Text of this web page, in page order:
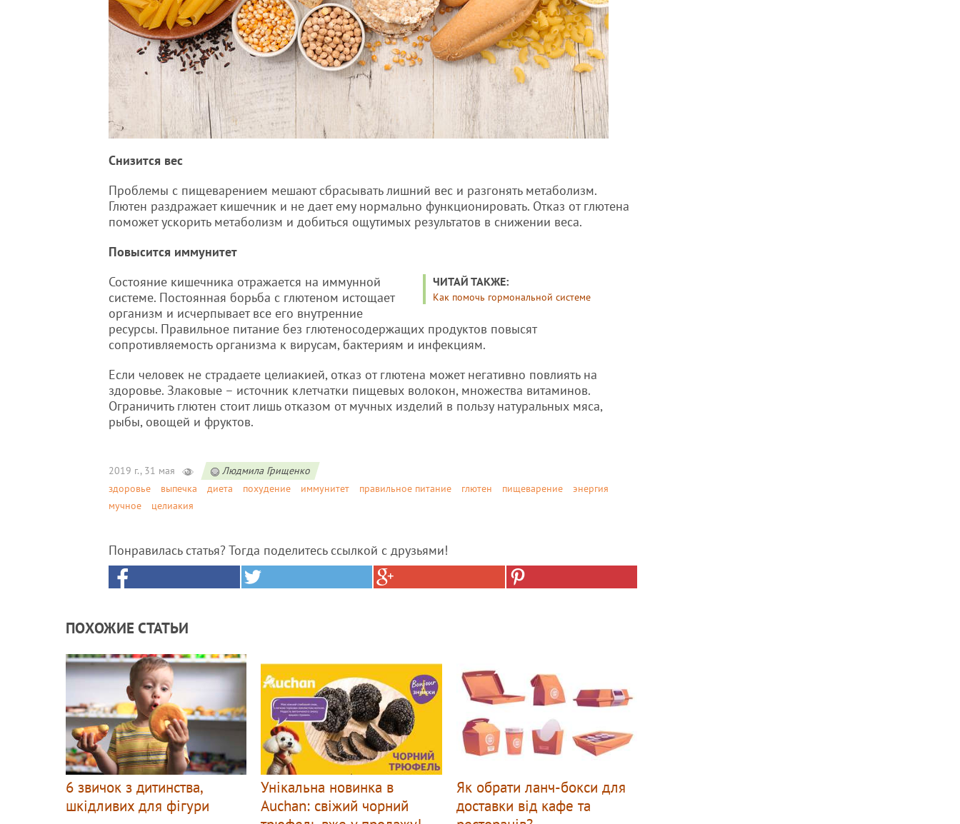
Снизится вес
Проблемы с пищеварением мешают сбрасывать лишний вес и разгонять метаболизм.
Глютен раздражает кишечник и не дает ему нормально функционировать. Отказ от глютена
поможет ускорить метаболизм и добиться ощутимых результатов в снижении веса.
Повысится иммунитет
ЧИТАЙ ТАКЖЕ:
Как помочь гормональной системе
Состояние кишечника отражается на иммунной
системе. Постоянная борьба с глютеном истощает
организм и исчерпывает все его внутренние
ресурсы. Правильное питание без глютеносодержащих продуктов повысят
сопротивляемость организма к вирусам, бактериям и инфекциям.
Если человек не страдаете целиакией, отказ от глютена может негативно повлиять на
здоровье. Злаковые – источник клетчатки пищевых волокон, множества витаминов.
Ограничить глютен стоит лишь отказом от мучных изделий в пользу натуральных мяса,
рыбы, овощей и фруктов.
2019 г., 31 мая
Людмила Грищенко
здоровье
выпечка диета похудение иммунитет правильное питание глютен пищеварение
энергия
мучное
целиакия
Понравилась статья? Тогда поделитесь ссылкой с друзьями!
ПОХОЖИЕ СТАТЬИ
6 звичок з дитинства,
шкідливих для фігури
Унікальна новинка в
Auchan: свіжий чорний
Як обрати ланч-бокси для
доставки від кафе та